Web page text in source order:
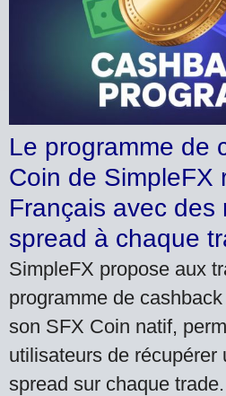
Le programme de
Coin de SimpleFX
Français avec des
spread à chaque
SimpleFX propose aux
programme de
son SFX Coin natif,
utilisateurs de récupérer
spread sur chaque